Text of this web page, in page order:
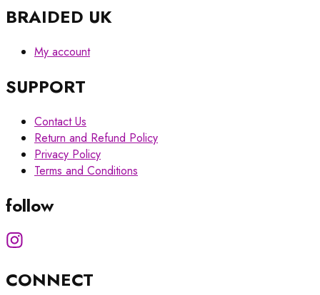
BRAIDED UK
My account
SUPPORT
Contact Us
Return and Refund Policy
Privacy Policy
Terms and Conditions
follow
CONNECT